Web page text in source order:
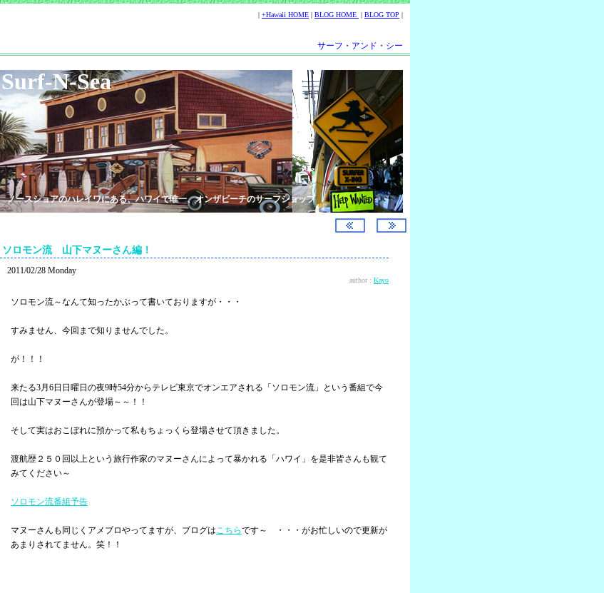
| +Hawaii HOME | BLOG HOME | BLOG TOP |
サーフ・アンド・シー
Surf-N-Sea
ノースショアのハレイワにある、ハワイで唯一、オンザビーチのサーフショップ
ソロモン流 山下マヌーさん編！
2011/02/28 Monday
author : Kayo
ソロモン流～なんて知ったかぶって書いておりますが・・・
すみません、今回まで知りませんでした。
が！！！
来たる3月6日日曜日の夜9時54分からテレビ東京でオンエアされる「ソロモン流」という番組で今
回は山下マヌーさんが登場～～！！
そして実はおこぼれに預かって私もちょっくら登場させて頂きました。
渡航歴２５０回以上という旅行作家のマヌーさんによって暴かれる「ハワイ」を是非皆さんも観て
みてください～
ソロモン流番組予告
マヌーさんも同じくアメブロやってますが、ブログはこちらです～ ・・・がお忙しいので更新が
あまりされてません。笑！！